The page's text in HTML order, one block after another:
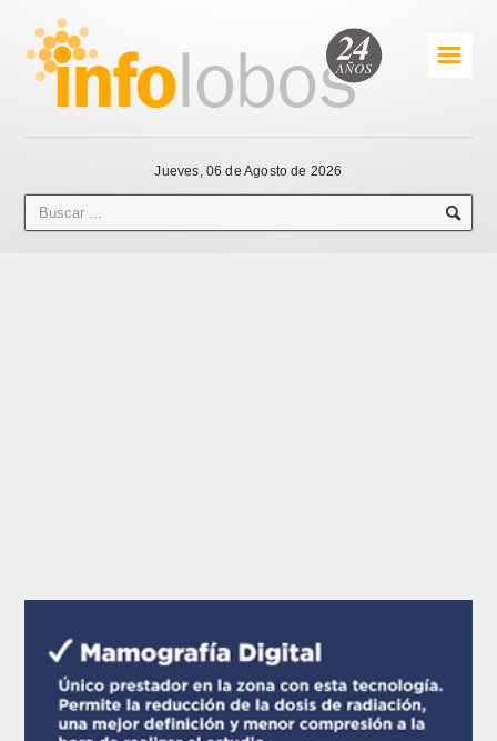
☰
Jueves, 06 de Agosto de 2026